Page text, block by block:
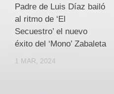
Padre de Luis Díaz bailó
al ritmo de ‘El
Secuestro’ el nuevo
éxito del ‘Mono’ Zabaleta
1 MAR, 2024